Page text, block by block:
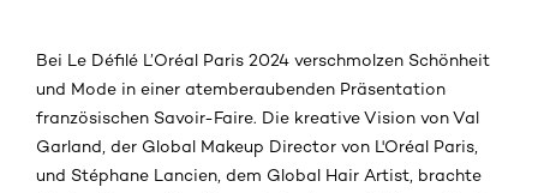
Bei Le Défilé L’Oréal Paris 2024 verschmolzen Schönheit
und Mode in einer atemberaubenden Präsentation
französischen Savoir-Faire. Die kreative Vision von Val
Garland, der Global Makeup Director von L'Oréal Paris,
und Stéphane Lancien, dem Global Hair Artist, brachte